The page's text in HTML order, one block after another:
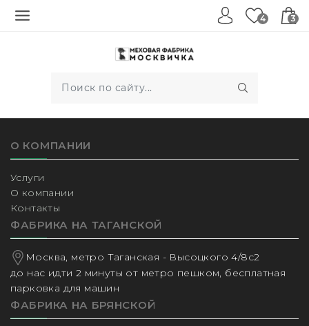
4 3
О КОМПАНИИ
Услуги
О компании
Контакты
ФАБРИКА НА ТАГАНСКОЙ
Москва, метро Таганская - Высоцкого 4/8с2
до нас идти 2 минуты от метро пешком, бесплатная
парковка для машин
ФАБРИКА НА БРЯНСКОЙ